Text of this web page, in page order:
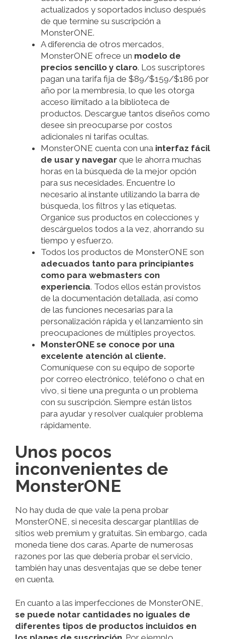
actualizados y soportados incluso después
de que termine su suscripción a
MonsterONE.
A diferencia de otros mercados,
MonsterONE ofrece un modelo de
precios sencillo y claro. Los suscriptores
pagan una tarifa fija de $89/$159/$186 por
año por la membresía, lo que les otorga
acceso ilimitado a la biblioteca de
productos. Descargue tantos diseños como
desee sin preocuparse por costos
adicionales ni tarifas ocultas.
MonsterONE cuenta con una interfaz fácil
de usar y navegar que le ahorra muchas
horas en la búsqueda de la mejor opción
para sus necesidades. Encuentre lo
necesario al instante utilizando la barra de
búsqueda, los filtros y las etiquetas.
Organice sus productos en colecciones y
descárguelos todos a la vez, ahorrando su
tiempo y esfuerzo.
Todos los productos de MonsterONE son
adecuados tanto para principiantes
como para webmasters con
experiencia. Todos ellos están provistos
de la documentación detallada, así como
de las funciones necesarias para la
personalización rápida y el lanzamiento sin
preocupaciones de múltiples proyectos.
MonsterONE se conoce por una
excelente atención al cliente.
Comuníquese con su equipo de soporte
por correo electrónico, teléfono o chat en
vivo, si tiene una pregunta o un problema
con su suscripción. Siempre están listos
para ayudar y resolver cualquier problema
rápidamente.
Unos pocos
inconvenientes de
MonsterONE
No hay duda de que vale la pena probar
MonsterONE, si necesita descargar plantillas de
sitios web premium y gratuitas. Sin embargo, cada
moneda tiene dos caras. Aparte de numerosas
razones por las que debería probar el servicio,
también hay unas desventajas que se debe tener
en cuenta.
En cuanto a las imperfecciones de MonsterONE,
se puede notar cantidades no iguales de
diferentes tipos de productos incluidos en